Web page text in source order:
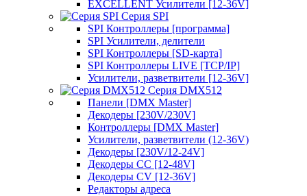
EXCELLENT Усилители [12-36V]
Серия SPI
SPI Контроллеры [программа]
SPI Усилители, делители
SPI Контроллеры [SD-карта]
SPI Контроллеры LIVE [TCP/IP]
Усилители, разветвители [12-36V]
Серия DMX512
Панели [DMX Master]
Декодеры [230V/230V]
Контроллеры [DMX Master]
Усилители, разветвители (12-36V)
Декодеры [230V/12-24V]
Декодеры CC [12-48V]
Декодеры CV [12-36V]
Редакторы адреса